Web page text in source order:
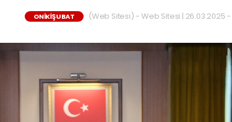
ONIKIŞUBAT (Web Sitesi) - Web Sitesi | 26.03.2025